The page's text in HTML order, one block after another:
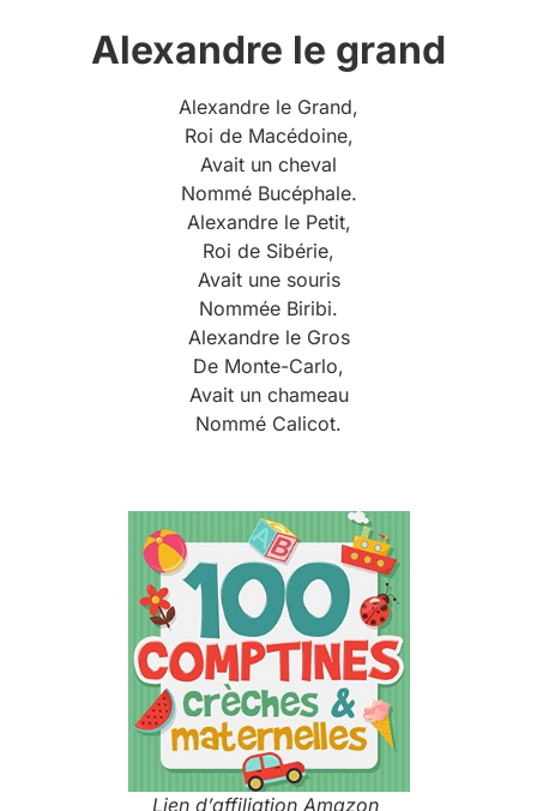
Alexandre le grand
Alexandre le Grand,
Roi de Macédoine,
Avait un cheval
Nommé Bucéphale.
Alexandre le Petit,
Roi de Sibérie,
Avait une souris
Nommée Biribi.
Alexandre le Gros
De Monte-Carlo,
Avait un chameau
Nommé Calicot.
Lien d’affiliation Amazon